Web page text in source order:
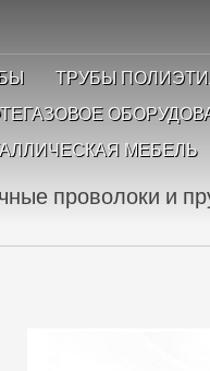
ТРУБЫ
МЕБЕЛЬ
проволоки и